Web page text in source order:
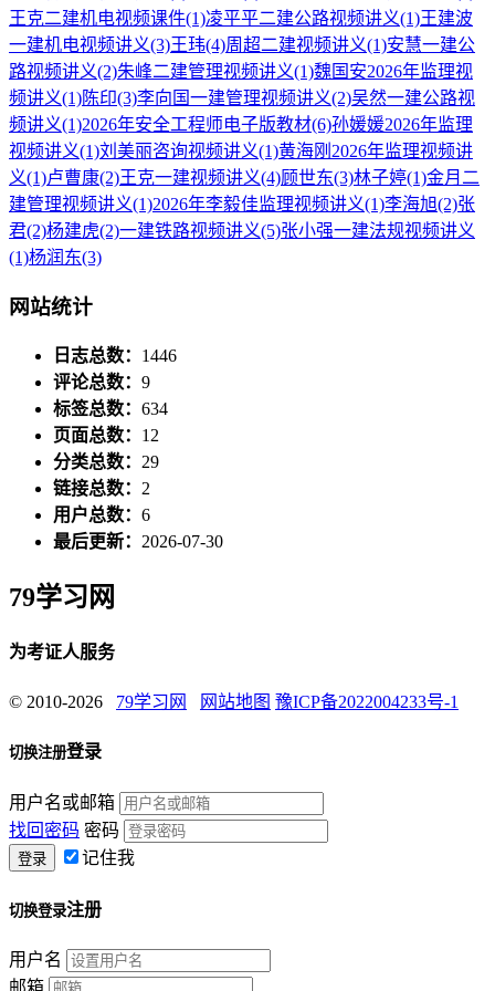
王克二建机电视频课件(1)凌平平二建公路视频讲义(1)王建波
一建机电视频讲义(3)王玮(4)周超二建视频讲义(1)安慧一建公
路视频讲义(2)朱峰二建管理视频讲义(1)魏国安2026年监理视
频讲义(1)陈印(3)李向国一建管理视频讲义(2)吴然一建公路视
频讲义(1)2026年安全工程师电子版教材(6)孙媛媛2026年监理
视频讲义(1)刘美丽咨询视频讲义(1)黄海刚2026年监理视频讲
义(1)卢曹康(2)王克一建视频讲义(4)顾世东(3)林子婷(1)金月二
建管理视频讲义(1)2026年李毅佳监理视频讲义(1)李海旭(2)张
君(2)杨建虎(2)一建铁路视频讲义(5)张小强一建法规视频讲义
(1)杨润东(3)
网站统计
日志总数： 1446
评论总数： 9
标签总数： 634
页面总数： 12
分类总数： 29
链接总数： 2
用户总数： 6
最后更新： 2026-07-30
79学习网
为考证人服务
© 2010-2026 79学习网 网站地图 豫ICP备2022004233号-1
切换注册登录
用户名或邮箱
找回密码 密码
记住我
切换登录注册
用户名